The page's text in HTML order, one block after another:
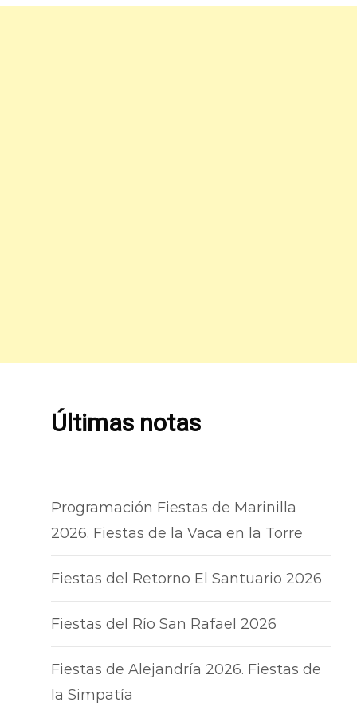
Últimas notas
Programación Fiestas de Marinilla
2026. Fiestas de la Vaca en la Torre
Fiestas del Retorno El Santuario 2026
Fiestas del Río San Rafael 2026
Fiestas de Alejandría 2026. Fiestas de
la Simpatía